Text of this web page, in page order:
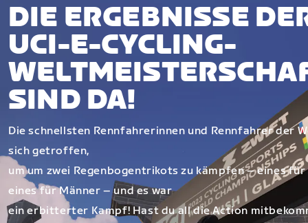
DIE ERGEBNISSE
UCI-E-CYCLING-
SIND DA!
Die schnellsten Rennfahrerinnen und Rennfahrer der
sich getroffen,
um um zwei Regenbogentrikots zu kämpfen – eines für
eines für Männer – und es war
ein erbitterter Kampf! Hast du all die Action